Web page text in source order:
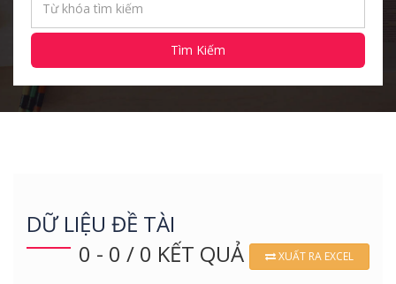
Tìm Kiếm
DỮ LIỆU ĐỀ TÀI
0 - 0 / 0 KẾT QUẢ
XUẤT RA EXCEL